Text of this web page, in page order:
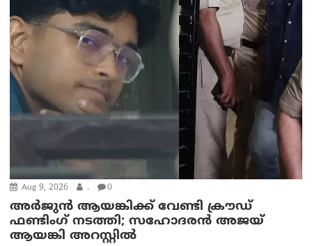
Aug 9, 2026 . 0
അർജുൻ ആയങ്കിക്ക് വേണ്ടി ക്രൗഡ്
ഫണ്ടിംഗ് നടത്തി; സഹോദരന്‍ അജയ്
ആയങ്കി അറസ്റ്റിൽ